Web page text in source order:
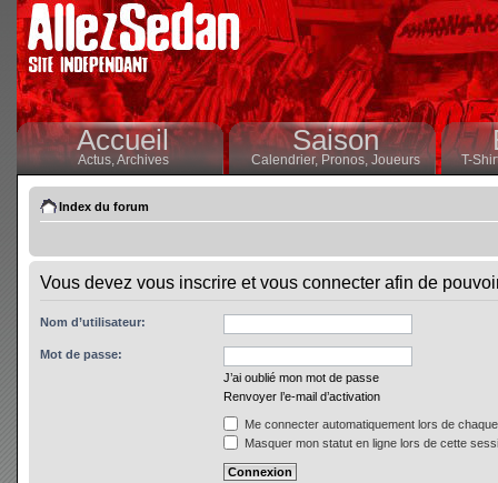
Accueil
Actus,Archives
Saison
Calendrier,Pronos, Joueurs T-
Index du forum
Vous devez vous inscrire et vous connecter afin de
Nom d’utilisateur:
Mot de passe:
J’ai oublié mon mot de passe
Renvoyer l’e-mail d’activation
Me connecter automatiquement lors de
Masquer mon statut en ligne lors de cette